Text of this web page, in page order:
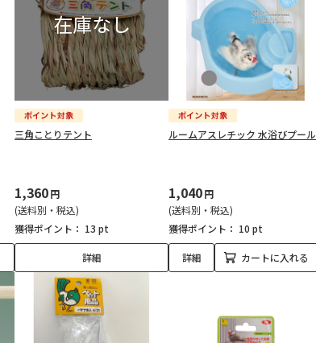
三角ことりテント
1,360円
(送料別・税込)
獲得ポイント： 13 pt
詳細
ルームアスレチック 水浴びプール
1,040円
(送料別・税込)
獲得ポイント： 10 pt
詳細 カートに入れる